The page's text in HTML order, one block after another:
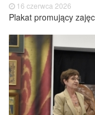
16 czerwca 2026
Plakat promujący